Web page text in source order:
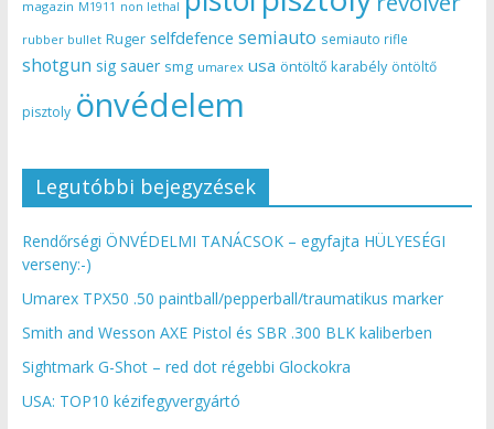
magazin M1911 non lethal
rubber bullet Ruger selfdefence semiauto semiauto rifle
shotgun sig sauer smg umarex usa öntöltő karabély öntöltő
pisztoly önvédelem
Legutóbbi bejegyzések
Rendőrségi ÖNVÉDELMI TANÁCSOK – egyfajta HÜLYESÉGI
verseny:-)
Umarex TPX50 .50 paintball/pepperball/traumatikus marker
Smith and Wesson AXE Pistol és SBR .300 BLK kaliberben
Sightmark G-Shot – red dot régebbi Glockokra
USA: TOP10 kézifegyvergyártó